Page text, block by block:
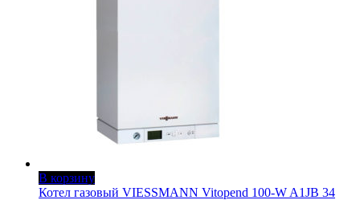
В корзину
Котел газовый VIESSMANN Vitopend 100-W A1JB 34